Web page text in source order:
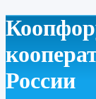
России